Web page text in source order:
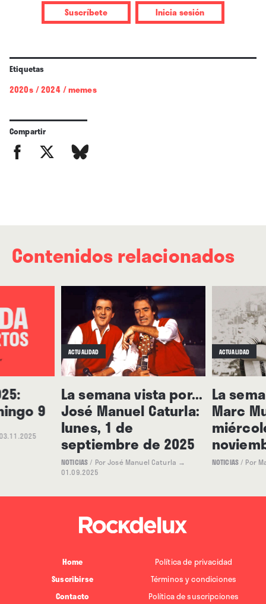
Pero hay semanas como esta en la que ocurre lo
impredecible y la ruleta se detiene justo entre dos
Suscríbete Inicia sesión
Etiquetas
2020s /2024 /memes
Compartir
Contenidos relacionados
9
ACTUALIDAD
La semana vista por...
José Manuel Caturla:
lunes, 1 de
septiembre de 2025
NOTICIAS/ Por José Manuel Caturla →
01.09.2025
ACTUALIDAD
La
Marc
NOTICIAS/ Por
Home
Suscribirse
Contacto
Política de privacidad
Términos y condiciones
Política de suscripciones